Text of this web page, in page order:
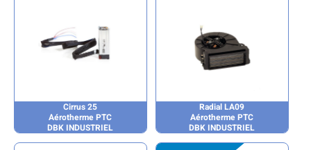
Cirrus 25
Aérotherme PTC
DBK INDUSTRIEL
Radial LA09
Aérotherme PTC
DBK INDUSTRIEL